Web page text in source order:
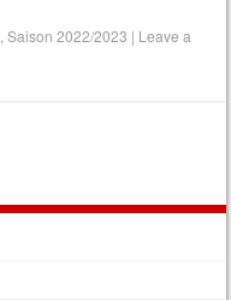
,Saison 2022/2023 | Leave a